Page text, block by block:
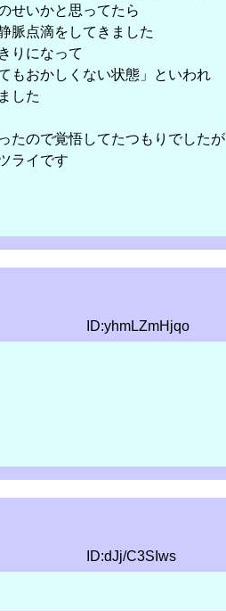
せいかと思ってたら
脈点滴をしてきました
りになって
もおかしくない状態」といわれ
した
たので覚悟してたつもりでしたが
ライです
ID:yhmLZmHjqo
ID:dJj/C3SIws